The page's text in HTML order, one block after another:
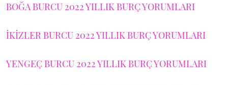
BOĞA BURCU 2022 YILLIK BURÇ YORUMLARI
İKİZLER BURCU 2022 YILLIK BURÇ YORUMLARI
YENGEÇ BURCU 2022 YILLIK BURÇ YORUMLARI